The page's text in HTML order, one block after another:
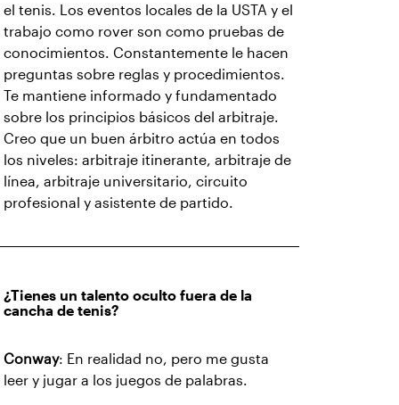
el tenis. Los eventos locales de la USTA y el
trabajo como rover son como pruebas de
conocimientos. Constantemente le hacen
preguntas sobre reglas y procedimientos.
Te mantiene informado y fundamentado
sobre los principios básicos del arbitraje.
Creo que un buen árbitro actúa en todos
los niveles: arbitraje itinerante, arbitraje de
línea, arbitraje universitario, circuito
profesional y asistente de partido.
¿Tienes un talento oculto fuera de la
cancha de tenis?
Conway: En realidad no, pero me gusta
leer y jugar a los juegos de palabras.